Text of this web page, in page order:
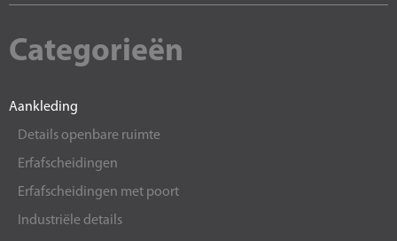
Categorieën
Aankleding
Details openbare ruimte
Erfafscheidingen
Erfafscheidingen met poort
Industriële details